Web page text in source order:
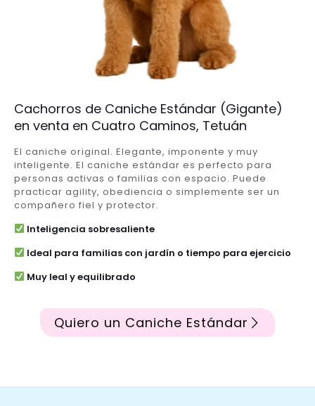
Cachorros de Caniche Estándar (Gigante)
en venta en Cuatro Caminos, Tetuán
El caniche original. Elegante, imponente y muy
inteligente. El caniche estándar es perfecto para
personas activas o familias con espacio. Puede
practicar agility, obediencia o simplemente ser un
compañero fiel y protector.
Inteligencia sobresaliente
Ideal para familias con jardín o tiempo para ejercicio
Muy leal y equilibrado
Quiero un Caniche Estándar